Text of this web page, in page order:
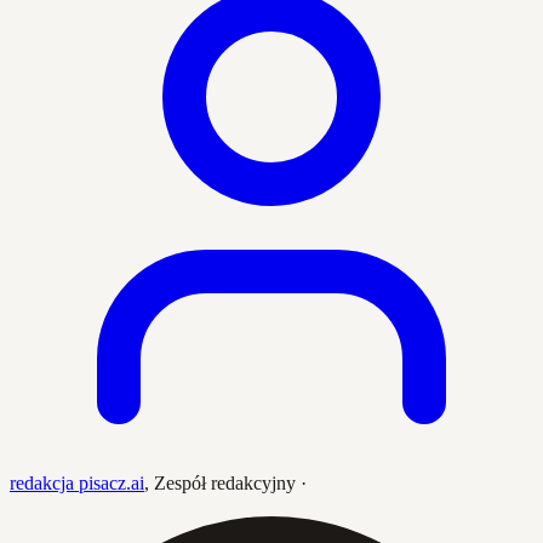
redakcja pisacz.ai, Zespół redakcyjny ·